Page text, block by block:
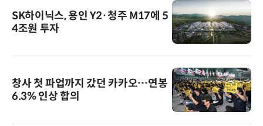
SK하이닉스, 용인 Y2·청주 M17에 5
4조원 투자
창사 첫 파업까지 갔던 카카오…연봉
6.3% 인상 합의